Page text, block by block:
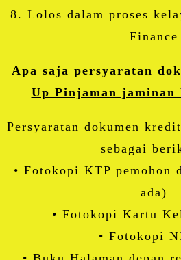
8. Lolos dalam proses
Finance
Apa saja persyaratan
Up Pinjaman jaminan
Persyaratan dokumen
sebagai
• Fotokopi KTP pemohon
ada)
• Fotokopi Kartu
• Fotokopi